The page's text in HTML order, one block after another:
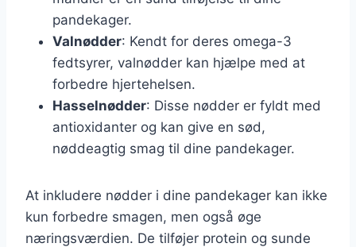
pandekager.
Valnødder: Kendt for deres omega-3
fedtsyrer, valnødder kan hjælpe med at
forbedre hjertehelsen.
Hasselnødder: Disse nødder er fyldt med
antioxidanter og kan give en sød,
nøddeagtig smag til dine pandekager.
At inkludere nødder i dine pandekager kan ikke
kun forbedre smagen, men også øge
næringsværdien. De tilføjer protein og sunde